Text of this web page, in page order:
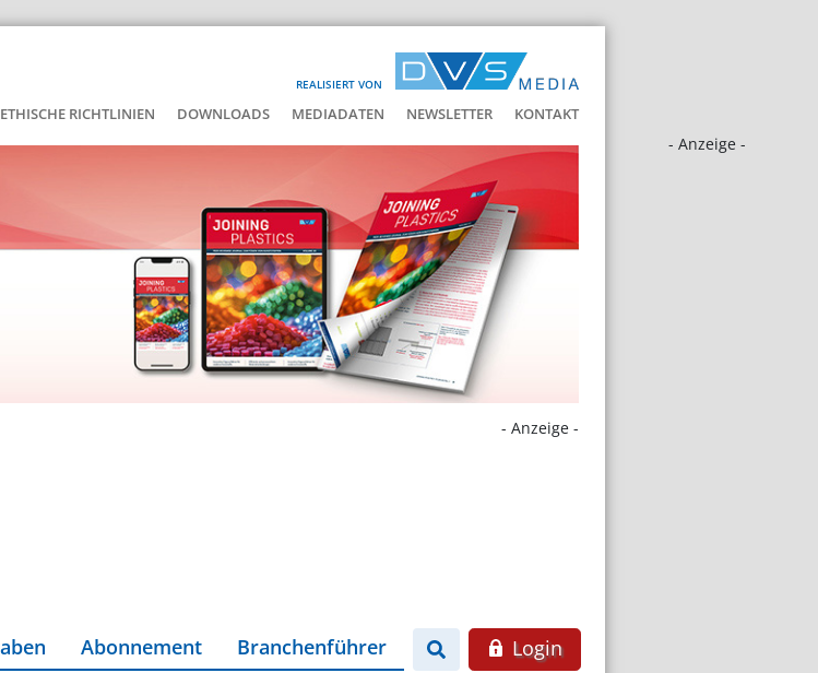
REALISIERT VON
ETHISCHE RICHTLINIEN DOWNLOADS MEDIADATEN NEWSLETTER KONTAKT
- Anzeige -
- Anzeige -
Abonnement Branchenführer Login